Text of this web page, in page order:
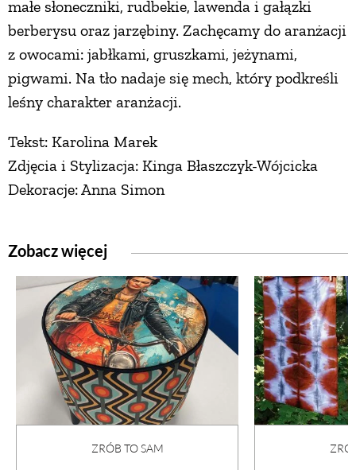
małe słoneczniki, rudbekie, lawenda i gałązki
berberysu oraz jarzębiny. Zachęcamy do aranżacji
z owocami: jabłkami, gruszkami, jeżynami,
pigwami. Na tło nadaje się mech, który podkreśli
leśny charakter aranżacji.
Tekst: Karolina Marek
Zdjęcia i Stylizacja: Kinga Błaszczyk-Wójcicka
Dekoracje: Anna Simon
Zobacz więcej
ZRÓB TO SAM